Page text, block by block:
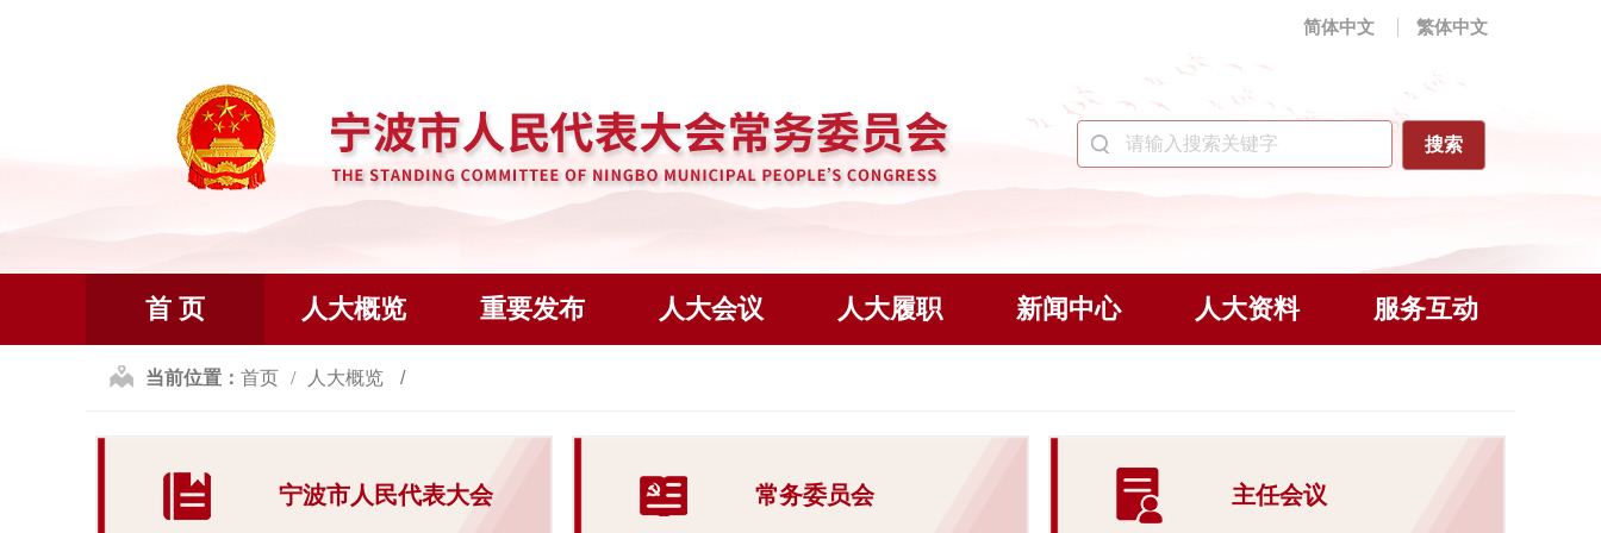
简体中文 繁体中文
首 页 人大概览 重要发布 人大会议 人大履职 新闻中心 人大资料 服务互动
当前位置： 首页 人大概览
宁波市人民代表大会 常务委员会 主任会议